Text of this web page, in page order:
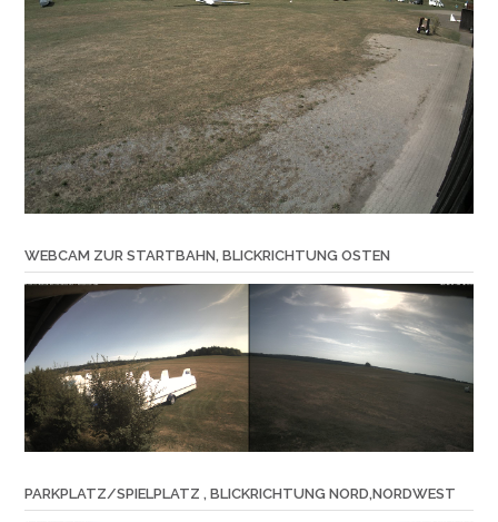
WEBCAM ZUR STARTBAHN, BLICKRICHTUNG OSTEN
PARKPLATZ/SPIELPLATZ , BLICKRICHTUNG NORD,NORDWEST